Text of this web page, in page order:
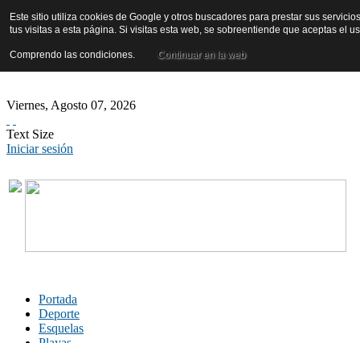
Viernes, Agosto 07, 2026
Text Size
Iniciar sesión
Portada
Deporte
Esquelas
Este sitio utiliza cookies de Google y otros buscadores para prestar sus
tus visitas a esta página. Si visitas esta web, se sobreentiende que aceptas el
Comprendo las condiciones. Continuar en la web